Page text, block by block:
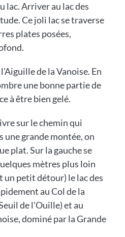
lac. Arriver au lac des
Ce joli lac se traverse
plates posées,
de la Vanoise. En
une bonne partie de
à être bien gelé.
sur le chemin qui
une grande montée, on
plat. Sur la gauche se
mètres plus loin
un petit détour) le lac des
au Col de la
de l'Ouille) et au
dominé par la Grande